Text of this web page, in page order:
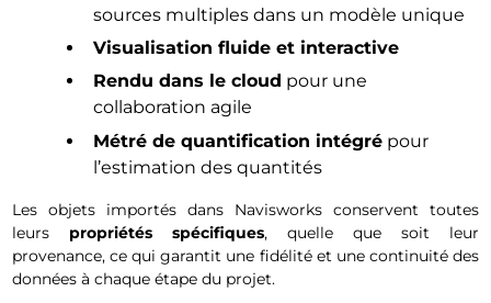
sources multiples dans un modèle unique
Visualisation fluide et interactive
Rendu dans le cloud pour une
collaboration agile
Métré de quantification intégrépour
l’estimation des quantités
Les objets importés dans Navisworks conservent toutes
leurs propriétés spécifiques, quelle que soit leur
provenance, ce qui garantit une fidélité et une continuité des
données à chaque étape du projet.